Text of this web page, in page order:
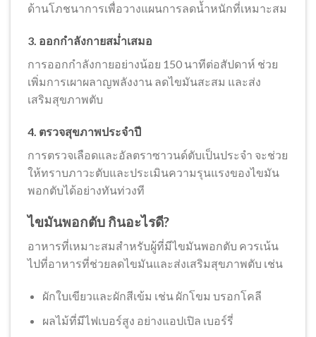
ด้านโภชนาการเพื่อวางแผนการลดน้ำหนักที่เหมาะสม
3. ออกกำลังกายสม่ำเสมอ
การออกกำลังกายอย่างน้อย 150 นาทีต่อสัปดาห์ ช่วย
เพิ่มการเผาผลาญพลังงาน ลดไขมันสะสม และส่ง
เสริมสุขภาพตับ
4. ตรวจสุขภาพประจำปี
การตรวจเลือดและอัลตราซาวนด์ตับเป็นประจำ จะช่วย
ให้ทราบภาวะตับและประเมินความรุนแรงของไขมัน
พอกตับได้อย่างทันท่วงที
ไขมันพอกตับ กินอะไรดี?
อาหารที่เหมาะสมสำหรับผู้ที่มีไขมันพอกตับ ควรเน้น
ไปที่อาหารที่ช่วยลดไขมันและส่งเสริมสุขภาพตับ เช่น
ผักใบเขียวและผักสีเข้ม เช่น ผักโขม บรอกโคลี
ผลไม้ที่มีไฟเบอร์สูง อย่างแอปเปิล เบอร์รี่